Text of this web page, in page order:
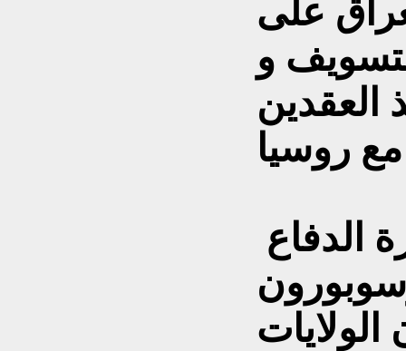
على
و
العقدين